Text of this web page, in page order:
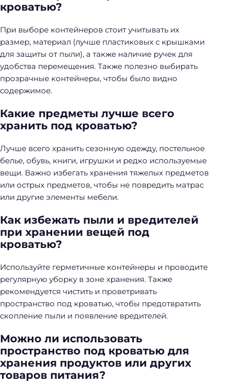
кроватью?
При выборе контейнеров стоит учитывать их
размер, материал (лучше пластиковых с крышками
для защиты от пыли), а также наличие ручек для
удобства перемещения. Также полезно выбирать
прозрачные контейнеры, чтобы было видно
содержимое.
Какие предметы лучше всего
хранить под кроватью?
Лучше всего хранить сезонную одежду, постельное
белье, обувь, книги, игрушки и редко используемые
вещи. Важно избегать хранения тяжелых предметов
или острых предметов, чтобы не повредить матрас
или другие элементы мебели.
Как избежать пыли и вредителей
при хранении вещей под
кроватью?
Используйте герметичные контейнеры и проводите
регулярную уборку в зоне хранения. Также
рекомендуется чистить и проветривать
пространство под кроватью, чтобы предотвратить
скопление пыли и появление вредителей.
Можно ли использовать
пространство под кроватью для
хранения продуктов или других
товаров питания?